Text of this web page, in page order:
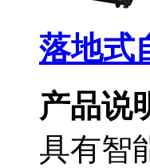
落地式
产品说
具有智